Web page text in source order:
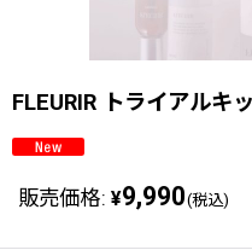
FLEURIR トライアルキ
販売価格: ¥9,990(税込)